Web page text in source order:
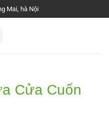
Mai, hà Nội
Cửa Cuốn